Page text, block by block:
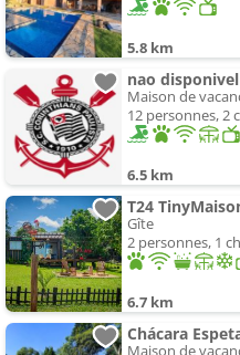
5.8 km
nao disponivel
Maison de
12 personnes, 2
6.5 km
T24
Gîte
2 personnes, 1
6.7 km
Chácara
Maison de